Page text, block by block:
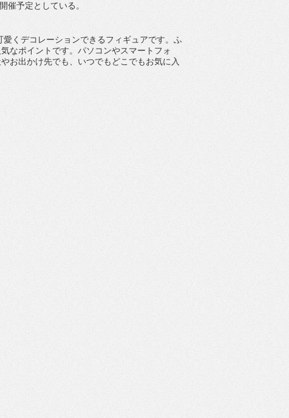
催予定としている。
愛くデコレーションできるフィギュアです。 ふ
なポイントです。 パソコンやスマートフォ
お出かけ先でも、 いつでもどこでもお気に入